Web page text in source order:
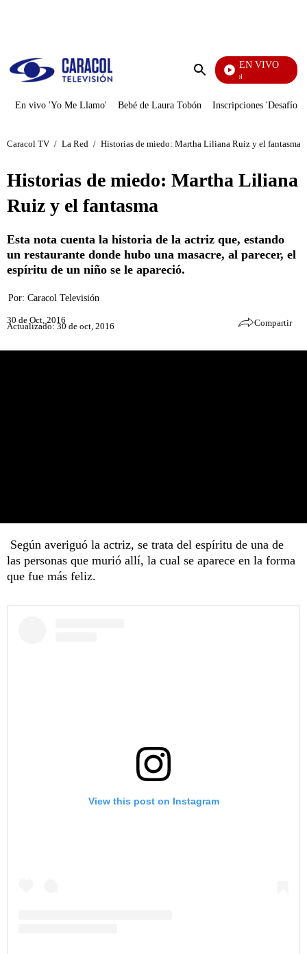
Enviar
EN VIVO
Noticias Caracol
En vivo 'Yo Me Llamo' Bebé de Laura Tobón Inscripciones 'Desafío'
Caracol TV / La Red / Historias de miedo: Martha Liliana Ruiz y el fantasma
Historias de miedo: Martha Liliana
Ruiz y el fantasma
Esta nota cuenta la historia de la actriz que, estando
un restaurante donde hubo una masacre, al parecer, el
espíritu de un niño se le apareció.
Por: Caracol Televisión
30 de Oct, 2016
Actualizado: 30 de oct, 2016 Compartir
Según averiguó la actriz, se trata del espíritu de una de
las personas que murió allí, la cual se aparece en la forma
que fue más feliz.
View this post on Instagram